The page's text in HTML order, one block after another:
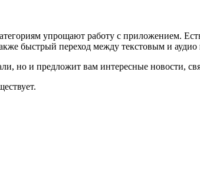
упрощают работу с приложением.
быстрый переход между текстовым и аудио
но и предложит вам интересные новости,